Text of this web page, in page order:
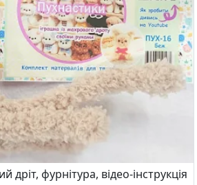
дріт, фурнітура, відео-інструкція